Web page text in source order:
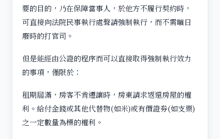
要的目的，乃在保障當事人，於他方不履行契約時，
可直接向法院民事執行處聲請強制執行，而不需曠日
廢時的打官司。
但是能經由公證的程序而可以直接取得強制執行效力
的事項，僅限於：
租期屆滿，房客不肯遷讓時，房東請求返還房屋的權
利。給付金錢或其他代替物(如米)或有價證券(如支票)
之一定數量為標的權利。